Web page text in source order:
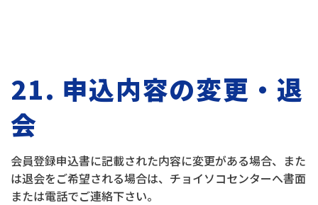
21. 申込内容の変更・退
会
会員登録申込書に記載された内容に変更がある場合、また
は退会をご希望される場合は、チョイソコセンターへ書面
または電話でご連絡下さい。